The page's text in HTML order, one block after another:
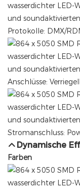
Protokolle: DMX/
Anschlüsse:
Stromanschluss:
Dynamische
Farben